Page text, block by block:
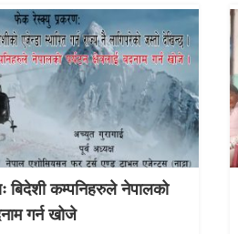
कम्पनिहरुले नेपालको
गर्न खोजे